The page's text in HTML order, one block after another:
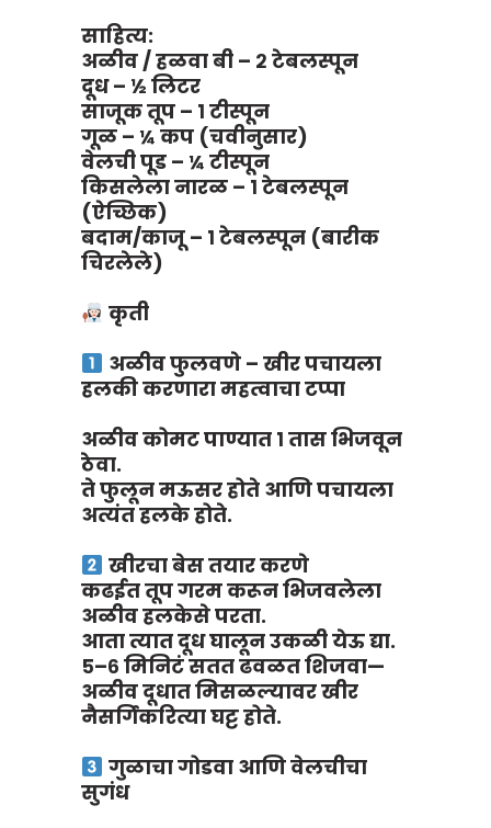
साहित्य:
अळीव / हळवा बी – २ टेबलस्पून
दूध – ½ लिटर
साजूक तूप – १ टीस्पून
गूळ – ¼ कप (चवीनुसार)
वेलची पूड – ¼ टीस्पून
किसलेला नारळ – १ टेबलस्पून
(ऐच्छिक)
बदाम/काजू – १ टेबलस्पून (बारीक
चिरलेले)
कृती
अळीव फुलवणे – खीर पचायला
हलकी करणारा महत्वाचा टप्पा
अळीव कोमट पाण्यात १ तास भिजवून
ठेवा.
ते फुलून मऊसर होते आणि पचायला
अत्यंत हलके होते.
खीरचा बेस तयार करणे
कढईत तूप गरम करून भिजवलेला
अळीव हलकेसे परता.
आता त्यात दूध घालून उकळी येऊ द्या.
५–६ मिनिटं सतत ढवळत शिजवा—
अळीव दूधात मिसळल्यावर खीर
नैसर्गिकरित्या घट्ट होते.
गुळाचा गोडवा आणि वेलचीचा
सुगंध